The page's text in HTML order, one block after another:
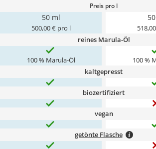
Preis pro l
50 ml
500,00 € pro l
reines Marula-Öl
100 % Marula-Öl 100 %
kaltgepresst
biozertifiziert
vegan
getönte Flasche